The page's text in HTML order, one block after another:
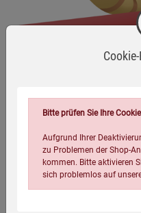
Bitte prüfen Sie Ihre
Aufgrund Ihrer
zu Problemen der Shop-
kommen. Bitte aktivieren
sich problemlos auf